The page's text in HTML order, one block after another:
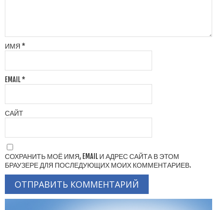
ИМЯ *
EMAIL*
САЙТ
СОХРАНИТЬ МОЁ ИМЯ, EMAIL И АДРЕС САЙТА В ЭТОМ
БРАУЗЕРЕ ДЛЯ ПОСЛЕДУЮЩИХ МОИХ КОММЕНТАРИЕВ.